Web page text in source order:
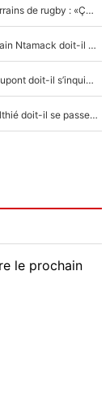
La raison d'être de Matthieu Jalibert en dehors des terrains de rugby : «Ça m'atteint autant que si tu touches à un membre de ma famille»
XV de France - Matthieu Jalibert a tout changé : Romain Ntamack doit-il s’inquiéter pour sa place à un an de la Coupe du monde ?
«Le XV de France est meilleur avec Lucu» : Antoine Dupont doit-il s’inquiéter pour sa place ?
Le XV de France a trouvé son remplaçant : Fabien Galthié doit-il se passer d'Antoine Dupont ?
le prochain